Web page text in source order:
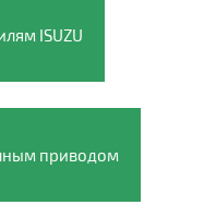
ISUZU
приводом